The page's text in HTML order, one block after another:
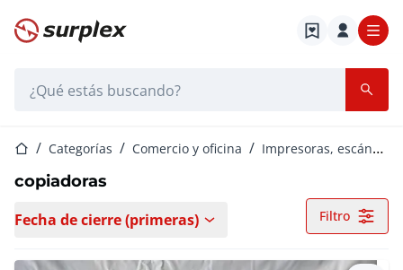
Página de inicio
Página de inicio
Categorías Comercio y oficina Impresoras, escáneres y fotocopiadoras
copiadoras
Fecha de cierre (primeras) Filtro